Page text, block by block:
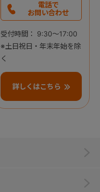
電話で
お問い合わせ
受付時間： 9:30～17:00
※土日祝日・年末年始を除
く
詳しくはこちら